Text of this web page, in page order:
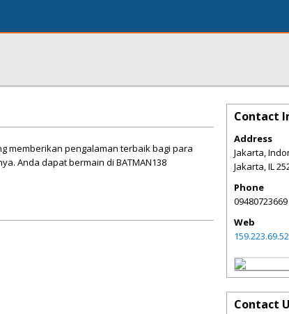
memberikan pengalaman terbaik bagi para
Anda dapat bermain di BATMAN138
Contact
Address
Jakarta,
Jakarta,IL
Phone
09480723669
Web
159.223.69.52
Contact